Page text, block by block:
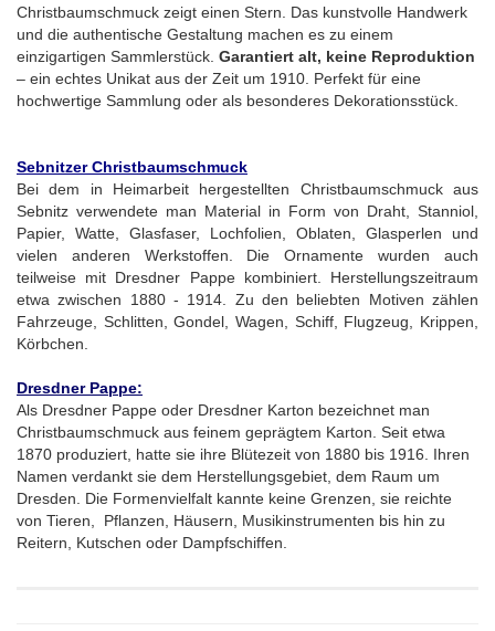
Christbaumschmuck zeigt einen Stern. Das kunstvolle Handwerk
und die authentische Gestaltung machen es zu einem
einzigartigen Sammlerstück. Garantiert alt, keine Reproduktion
– ein echtes Unikat aus der Zeit um 1910. Perfekt für eine
hochwertige Sammlung oder als besonderes Dekorationsstück.
Sebnitzer Christbaumschmuck
Bei dem in Heimarbeit hergestellten Christbaumschmuck aus
Sebnitz verwendete man Material in Form von Draht, Stanniol,
Papier, Watte, Glasfaser, Lochfolien, Oblaten, Glasperlen und
vielen anderen Werkstoffen. Die Ornamente wurden auch
teilweise mit Dresdner Pappe kombiniert. Herstellungszeitraum
etwa zwischen 1880 - 1914. Zu den beliebten Motiven zählen
Fahrzeuge, Schlitten, Gondel, Wagen, Schiff, Flugzeug, Krippen,
Körbchen.
Dresdner Pappe:
Als Dresdner Pappe oder Dresdner Karton bezeichnet man
Christbaumschmuck aus feinem geprägtem Karton. Seit etwa
1870 produziert, hatte sie ihre Blütezeit von 1880 bis 1916. Ihren
Namen verdankt sie dem Herstellungsgebiet, dem Raum um
Dresden. Die Formenvielfalt kannte keine Grenzen, sie reichte
von Tieren, Pflanzen, Häusern, Musikinstrumenten bis hin zu
Reitern, Kutschen oder Dampfschiffen.